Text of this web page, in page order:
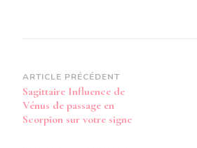
Navigation
d’article
ARTICLE PRÉCÉDENT
Sagittaire Influence de
Vénus de passage en
Scorpion sur votre signe